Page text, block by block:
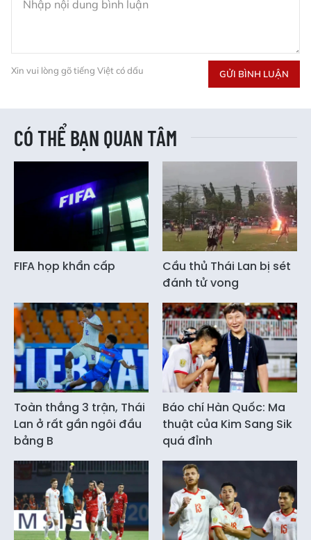
Xin vui lòng gõ tiếng Việt có dấu GỬI BÌNH LUẬN
CÓ THỂ BẠN QUAN TÂM
FIFA họp khẩn cấp
Cầu thủ Thái Lan bị sét
đánh tử vong
Toàn thắng 3 trận, Thái
Lan ở rất gần ngôi đầu
bảng B
Báo chí Hàn Quốc: Ma
thuật của Kim Sang Sik
quá đỉnh